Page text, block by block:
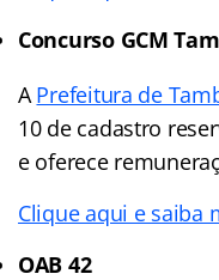
Concurso GCM
APrefeitura de
10 de cadastro
e oferece
Clique aqui e saiba
OAB 42